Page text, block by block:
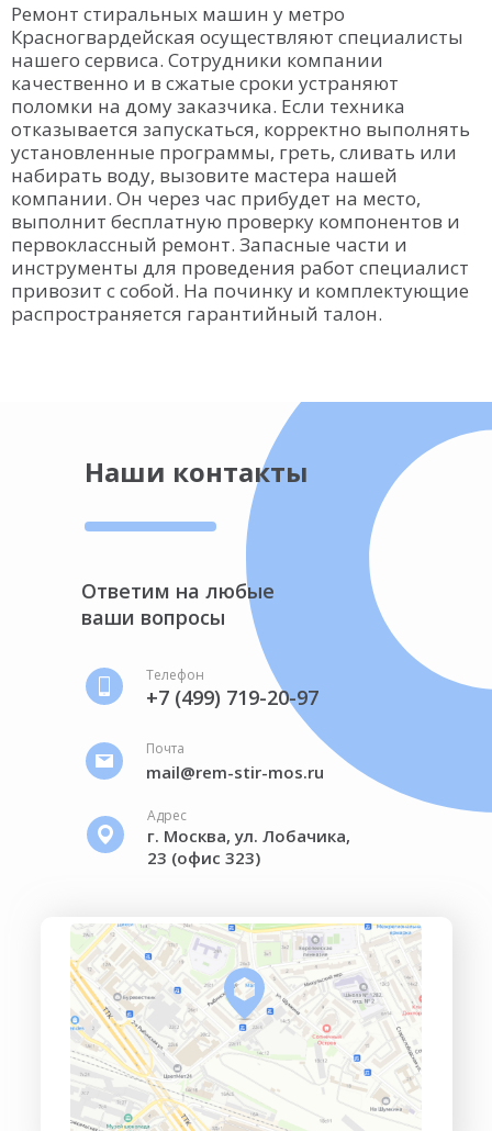
Ремонт стиральных машин у метро
Красногвардейская осуществляют специалисты
нашего сервиса. Сотрудники компании
качественно и в сжатые сроки устраняют
поломки на дому заказчика. Если техника
отказывается запускаться, корректно выполнять
установленные программы, греть, сливать или
набирать воду, вызовите мастера нашей
компании. Он через час прибудет на место,
выполнит бесплатную проверку компонентов и
первоклассный ремонт. Запасные части и
инструменты для проведения работ специалист
привозит с собой. На починку и комплектующие
распространяется гарантийный талон.
Наши контакты
Ответим на любые
ваши вопросы
Телефон
+7 (499) 719-20-97
Адрес
г. Москва, ул. Лобачика,
23 (офис 323)
mail@rem-stir-mos.ru
Почта